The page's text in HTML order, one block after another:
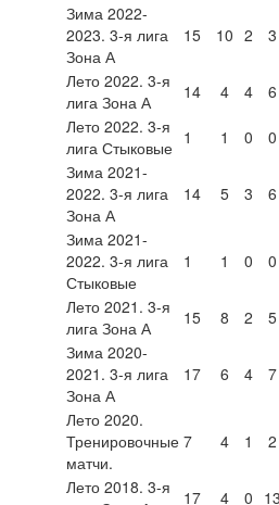
Зима 2022-
2023. 3-я лига
Зона А
15 10 2 3
Лето 2022. 3-я
лига Зона А
14 4 4 6
Лето 2022. 3-я
лига Стыковые 1 1 0 0
Зима 2021-
2022. 3-я лига
Зона А
14 5 3 6
Зима 2021-
2022. 3-я лига
Стыковые
1 1 0 0
Лето 2021. 3-я
лига Зона А
15 8 2 5
Зима 2020-
2021. 3-я лига
Зона А
17 6 4 7
Лето 2020.
Тренировочные
матчи.
7 4 1 2
Лето 2018. 3-я
17 4 0 13